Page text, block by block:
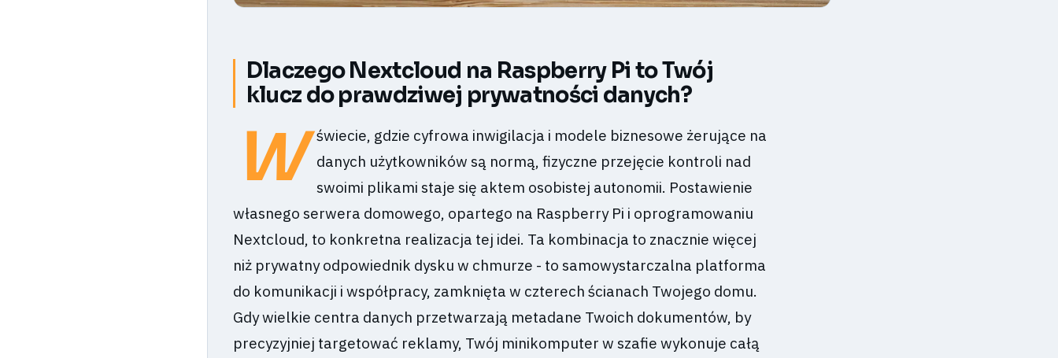
Dlaczego Nextcloud na Raspberry Pi to Twój
klucz do prawdziwej prywatności danych?
W
świecie, gdzie cyfrowa inwigilacja i modele biznesowe żerujące na
danych użytkowników są normą, fizyczne przejęcie kontroli nad
swoimi plikami staje się aktem osobistej autonomii. Postawienie
własnego serwera domowego, opartego na Raspberry Pi i oprogramowaniu
Nextcloud, to konkretna realizacja tej idei. Ta kombinacja to znacznie więcej
niż prywatny odpowiednik dysku w chmurze - to samowystarczalna platforma
do komunikacji i współpracy, zamknięta w czterech ścianach Twojego domu.
Gdy wielkie centra danych przetwarzają metadane Twoich dokumentów, by
precyzyjniej targetować reklamy, Twój minikomputer w szafie wykonuje całą